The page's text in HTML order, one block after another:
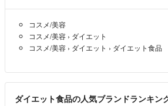
コスメ/美容
コスメ/美容 › ダイエット
コスメ/美容 › ダイエット › ダイエット食品
ダイエット食品の人気ブランドランキン